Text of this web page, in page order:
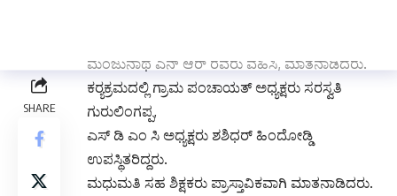
ಮಂಜುನಾಥ ಎನ್ ಆರ್ ರವರು ವಹಿಸಿ, ಮಾತನಾಡಿದರು.
ಕರ‍್ಯಕ್ರಮದಲ್ಲಿ ಗ್ರಾಮ ಪಂಚಾಯತ್ ಅಧ್ಯಕ್ಷರು ಸರಸ್ವತಿ
ಗುರುಲಿಂಗಪ್ಪ,
ಎಸ್ ಡಿ ಎಂ ಸಿ ಅಧ್ಯಕ್ಷರು ಶಶಿಧರ್ ಹಿಂದೋಡ್ಡಿ
ಉಪಸ್ಥಿತರಿದ್ದರು.
ಮಧುಮತಿ ಸಹ ಶಿಕ್ಷಕರು ಪ್ರಾಸ್ತಾವಿಕವಾಗಿ ಮಾತನಾಡಿದರು.